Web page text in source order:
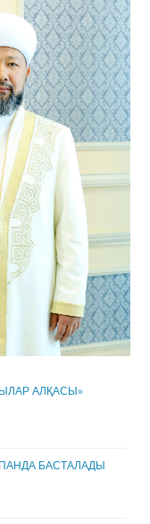
АЛҚАСЫ»
БАСТАЛАДЫ